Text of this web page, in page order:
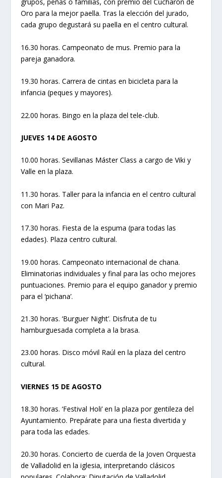
grupos, peñas o familias, con premio del Cucharón de
Oro para la mejor paella. Tras la elección del jurado,
cada grupo degustará su paella en el centro cultural.
16.30 horas. Campeonato de mus. Premio para la
pareja ganadora.
19.30 horas. Carrera de cintas en bicicleta para la
infancia (peques y mayores).
22.00 horas. Bingo en la plaza del tele-club.
JUEVES 14 DE AGOSTO
10.00 horas. Sevillanas Máster Class a cargo de Viki y
Valle en la plaza.
11.30 horas. Taller para la infancia en el centro cultural
con Mari Paz.
17.30 horas. Fiesta de la espuma (para todas las
edades). Plaza centro cultural.
19.00 horas. Campeonato internacional de chana.
Eliminatorias individuales y final para las ocho mejores
puntuaciones. Premio para el equipo ganador y premio
para el ‘pichana’.
21.30 horas. ‘Burguer Night’. Disfruta de tu
hamburguesada completa a la brasa.
23.00 horas. Disco móvil Raúl en la plaza del centro
cultural.
VIERNES 15 DE AGOSTO
18.30 horas. ‘Festival Holi’ en la plaza por gentileza del
Ayuntamiento. Prepárate para una fiesta divertida y
para toda las edades.
20.30 horas. Concierto de cuerda de la Joven Orquesta
de Valladolid en la iglesia, interpretando clásicos